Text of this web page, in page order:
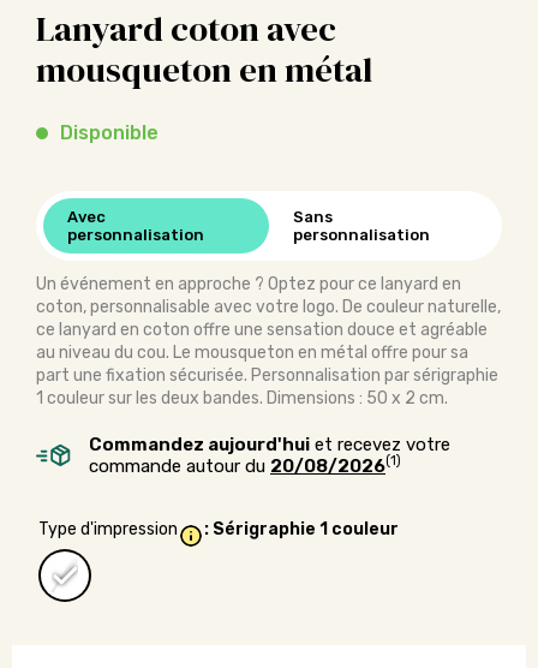
Lanyard coton avec
mousqueton en métal
Disponible
Avec
personnalisation
Sans
personnalisation
Un événement en approche ? Optez pour ce lanyard en
coton, personnalisable avec votre logo. De couleur naturelle,
ce lanyard en coton offre une sensation douce et agréable
au niveau du cou. Le mousqueton en métal offre pour sa
part une fixation sécurisée. Personnalisation par sérigraphie
1 couleur sur les deux bandes. Dimensions : 50 x 2 cm.
Commandez aujourd'hui et recevez votre
commande autour du 20/08/2026(1)
Type d'impression : Sérigraphie 1 couleur